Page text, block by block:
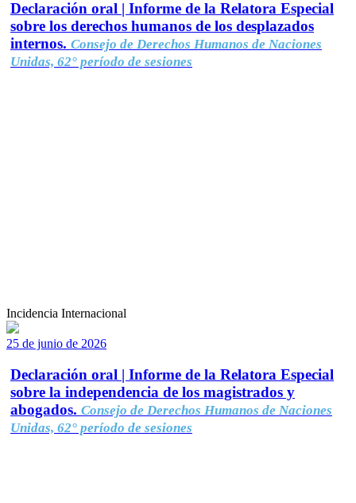
Declaración oral | Informe de la Relatora Especial
sobre los derechos humanos de los desplazados
internos. Consejo de Derechos Humanos de Naciones
Unidas, 62° período de sesiones
Incidencia Internacional
25 de junio de 2026
Declaración oral | Informe de la Relatora Especial
sobre la independencia de los magistrados y
abogados. Consejo de Derechos Humanos de Naciones
Unidas, 62° período de sesiones